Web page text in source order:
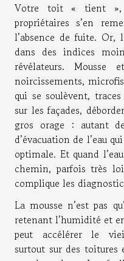
Votre toit « tient »,
propriétaires s’en
l’absence de fuite. Or,
dans des indices
révélateurs. Mousse
noircissements,
qui se soulèvent,
sur les façades,
gros orage : autant
d’évacuation de l’eau
optimale. Et quand
chemin, parfois très
complique les
La mousse n’est pas
retenant l’humidité et
peut accélérer le
surtout sur des toitures